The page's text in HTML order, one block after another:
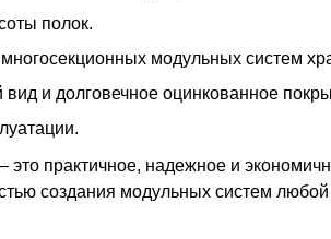
полок.
модульных систем
и долговечное оцинкованное
практичное, надежное и
создания модульных систем